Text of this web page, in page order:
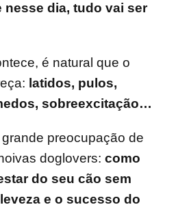
nesse dia, tudo vai ser
é natural que o
latidos, pulos,
sobreexcitação…
preocupação de
doglovers: como
do seu cão sem
e o sucesso do